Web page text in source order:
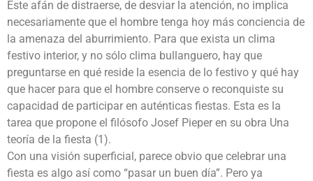
Este afán de distraerse, de desviar la atención, no implica
necesariamente que el hombre tenga hoy más conciencia de
la amenaza del aburrimiento. Para que exista un clima
festivo interior, y no sólo clima bullanguero, hay que
preguntarse en qué reside la esencia de lo festivo y qué hay
que hacer para que el hombre conserve o reconquiste su
capacidad de participar en auténticas fiestas. Esta es la
tarea que propone el filósofo Josef Pieper en su obra Una
teoría de la fiesta (1).
Con una visión superficial, parece obvio que celebrar una
fiesta es algo así como “pasar un buen día”. Pero ya